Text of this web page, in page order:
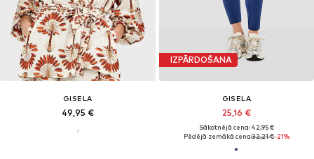
GISELA
49,95 €
IZPĀRDOŠANA
GISELA
25,16 €
Sākotnējā cena: 42,95 €
Pēdējā zemākā cena:32,21 €-21%